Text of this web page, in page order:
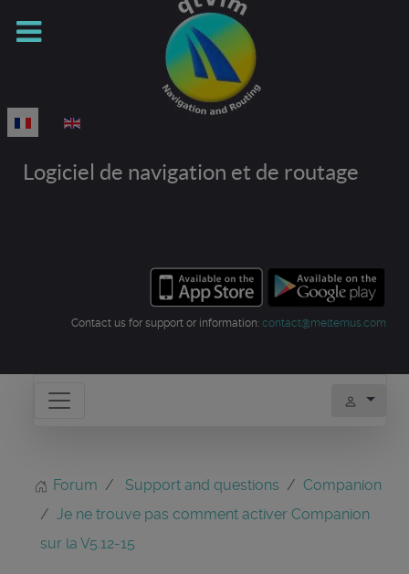
Sélectionnez votre langue
Logiciel de navigation et de routage
Contact us for support or information: contact@meltemus.com
Forum Support and questions
Companion
Je ne trouve pas comment activer Companion
sur la V5.12-15